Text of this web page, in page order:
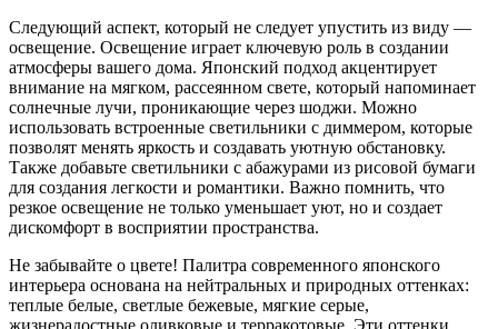
Следующий аспект, который не следует упустить из виду —
освещение. Освещение играет ключевую роль в создании
атмосферы вашего дома. Японский подход акцентирует
внимание на мягком, рассеянном свете, который напоминает
солнечные лучи, проникающие через шоджи. Можно
использовать встроенные светильники с диммером, которые
позволят менять яркость и создавать уютную обстановку.
Также добавьте светильники с абажурами из рисовой бумаги
для создания легкости и романтики. Важно помнить, что
резкое освещение не только уменьшает уют, но и создает
дискомфорт в восприятии пространства.
Не забывайте о цвете! Палитра современного японского
интерьера основана на нейтральных и природных оттенках:
теплые белые, светлые бежевые, мягкие серые,
жизнерадостные оливковые и терракотовые. Эти оттенки